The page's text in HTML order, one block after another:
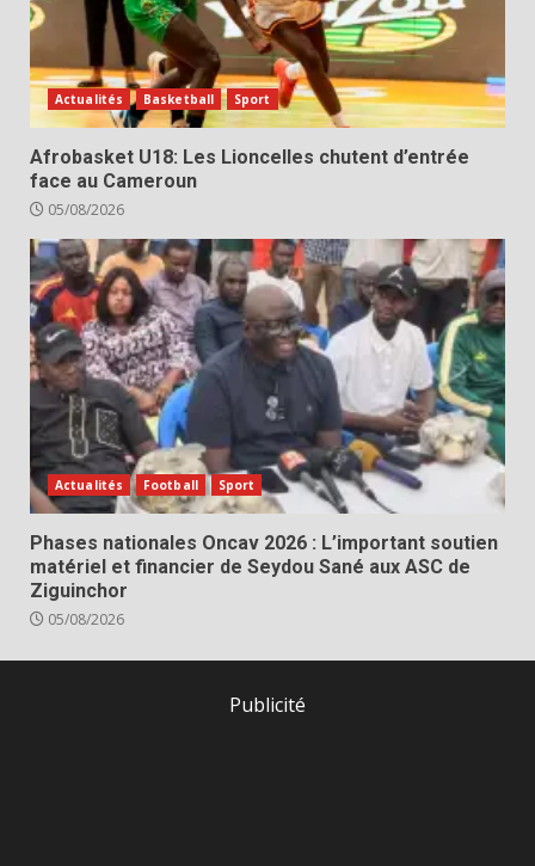
Actualités Basketball Sport
Afrobasket U18: Les Lioncelles chutent d’entrée
face au Cameroun
05/08/2026
Actualités Football Sport
Phases nationales Oncav 2026 : L’important soutien
matériel et financier de Seydou Sané aux ASC de
Ziguinchor
05/08/2026
Publicité